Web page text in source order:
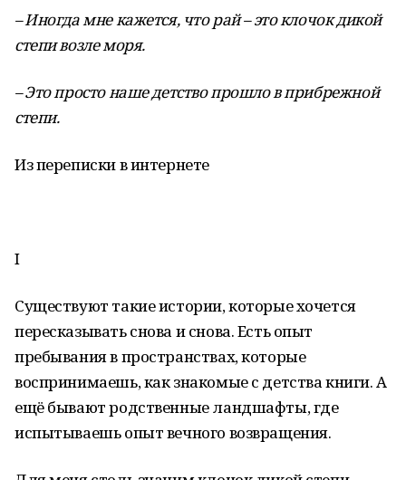
– Иногда мне кажется, что рай – это клочок дикой
степи возле моря.
– Это просто наше детство прошло в прибрежной
степи.
Из переписки в интернете
I
Существуют такие истории, которые хочется
пересказывать снова и снова. Есть опыт
пребывания в пространствах, которые
воспринимаешь, как знакомые с детства книги. А
ещё бывают родственные ландшафты, где
испытываешь опыт вечного возвращения.